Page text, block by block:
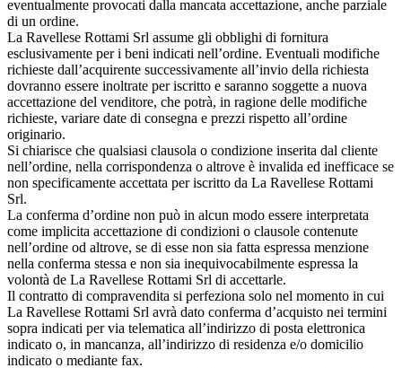
eventualmente provocati dalla mancata accettazione, anche parziale
di un ordine.
La Ravellese Rottami Srl assume gli obblighi di fornitura
esclusivamente per i beni indicati nell’ordine. Eventuali modifiche
richieste dall’acquirente successivamente all’invio della richiesta
dovranno essere inoltrate per iscritto e saranno soggette a nuova
accettazione del venditore, che potrà, in ragione delle modifiche
richieste, variare date di consegna e prezzi rispetto all’ordine
originario.
Si chiarisce che qualsiasi clausola o condizione inserita dal cliente
nell’ordine, nella corrispondenza o altrove è invalida ed inefficace se
non specificamente accettata per iscritto da La Ravellese Rottami
Srl.
La conferma d’ordine non può in alcun modo essere interpretata
come implicita accettazione di condizioni o clausole contenute
nell’ordine od altrove, se di esse non sia fatta espressa menzione
nella conferma stessa e non sia inequivocabilmente espressa la
volontà de La Ravellese Rottami Srl di accettarle.
Il contratto di compravendita si perfeziona solo nel momento in cui
La Ravellese Rottami Srl avrà dato conferma d’acquisto nei termini
sopra indicati per via telematica all’indirizzo di posta elettronica
indicato o, in mancanza, all’indirizzo di residenza e/o domicilio
indicato o mediante fax.